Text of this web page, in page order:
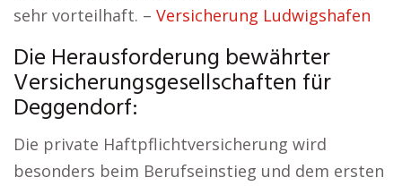
sehr vorteilhaft. – Versicherung Ludwigshafen
Die Herausforderung bewährter
Versicherungsgesellschaften für
Deggendorf:
Die private Haftpflichtversicherung wird
besonders beim Berufseinstieg und dem ersten